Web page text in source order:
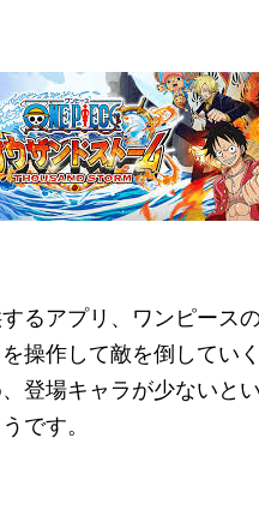
るアプリ、ワンピース
操作して敵を倒していく
登場キャラが少ないと
です。